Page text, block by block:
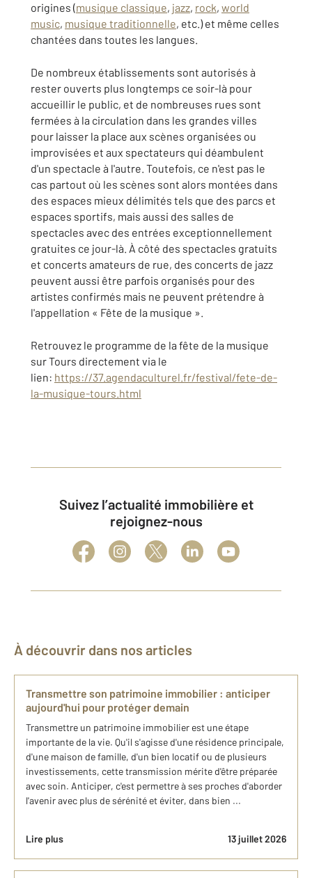
origines (musique classique, jazz, rock, world
music, musique traditionnelle, etc.) et même celles
chantées dans toutes les langues.
De nombreux établissements sont autorisés à
rester ouverts plus longtemps ce soir-là pour
accueillir le public, et de nombreuses rues sont
fermées à la circulation dans les grandes villes
pour laisser la place aux scènes organisées ou
improvisées et aux spectateurs qui déambulent
d'un spectacle à l'autre. Toutefois, ce n'est pas le
cas partout où les scènes sont alors montées dans
des espaces mieux délimités tels que des parcs et
espaces sportifs, mais aussi des salles de
spectacles avec des entrées exceptionnellement
gratuites ce jour-là. À côté des spectacles gratuits
et concerts amateurs de rue, des concerts de jazz
peuvent aussi être parfois organisés pour des
artistes confirmés mais ne peuvent prétendre à
l'appellation « Fête de la musique ».
Retrouvez le programme de la fête de la musique
sur Tours directement via le
lien: https://37.agendaculturel.fr/festival/fete-de-
la-musique-tours.html
Suivez l’actualité immobilière et
rejoignez-nous
À découvrir dans nos articles
Transmettre son patrimoine immobilier : anticiper
aujourd'hui pour protéger demain
Transmettre un patrimoine immobilier est une étape
importante de la vie. Qu'il s'agisse d'une résidence principale,
d'une maison de famille, d'un bien locatif ou de plusieurs
investissements, cette transmission mérite d'être préparée
avec soin. Anticiper, c'est permettre à ses proches d'aborder
l'avenir avec plus de sérénité et éviter, dans bien ...
Lire plus 13 juillet 2026